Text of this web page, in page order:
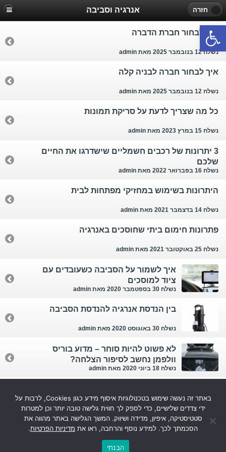
פתח סרגל נגישות
חזרה אנרגיה וסביבה
איך לבחור חברת הדברה
נשלח 12 בנובמבר 2025 מאת admin
איך לבחור חברה לבניה קלה
נשלח 12 בנובמבר 2025 מאת admin
כל מה שצריך לדעת על סריקת תמונות
נשלח 15 במרץ 2023 מאת admin
3 יתרונות של רכבים חשמליים שישדרגו את החיים
שלכם
נשלח 16 בפברואר 2022 מאת admin
היתרונות בשימוש במחזיקי מפתחות לבית
נשלח 14 בדצמבר 2021 מאת admin
פתרונות חימום ביתי שחוסכים באנרגיה
נשלח 25 באוקטובר 2021 מאת admin
איך לשמור על הסביבה כשעובדים עם
ציוד למוסכים
נשלח 30 בספטמבר 2020 מאת admin
בין הנדסת אנרגיה להנדסת הסביבה
נשלח 30 באוגוסט 2020 מאת admin
לא פשוט להיות סוחר – מדוע בוריס
וולפמן נחשב לסיפור הצלחה?
נשלח 18 ביוני 2020 מאת admin
נשלח 1 במרץ 2020 מאת admin
עוד...
באתר זה נעשה שימוש בטכנולוגיות איסוף מידע כגון Cookies, לרבות על
ידי צדדים שלישיים, כדי לספק לך חווית גלישה טובה יותר וכן למטרות
סטטיסטיקה, איפיון, מדידה ושיווק. המשך הגלישה באתר מהווה את
הסכמתך לכך. למידע נוסף והרחבה, ראו את מדיניות הפרטיות.
הבנתי